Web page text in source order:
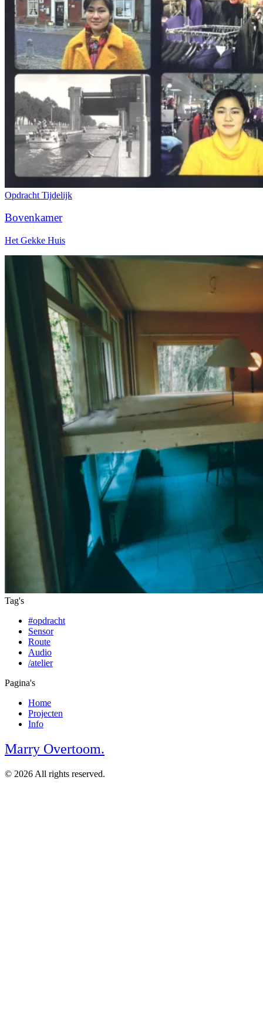
Opdracht Tijdelijk
Bovenkamer
Het Gekke Huis
Tag's
#opdracht
Sensor
Route
Audio
/atelier
Pagina's
Home
Projecten
Info
Marry Overtoom.
© 2026 All rights reserved.